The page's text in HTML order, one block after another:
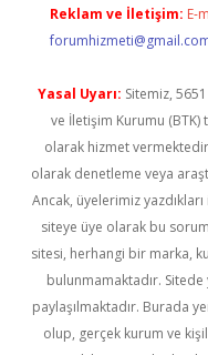
Reklam ve İletişim: E-
Yasal Uyarı: Sitemiz,
ve İletişim Kurumu (BTK)
olarak hizmet
olarak denetleme veya
Ancak, üyelerimiz
siteye üye olarak bu
sitesi, herhangi bir marka,
bulunmamaktadır. Sitede
paylaşılmaktadır. Burada
olup, gerçek kurum ve